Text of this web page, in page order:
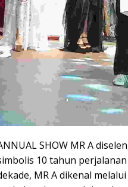
SHOW MR A
10 tahun
MR A dikenal